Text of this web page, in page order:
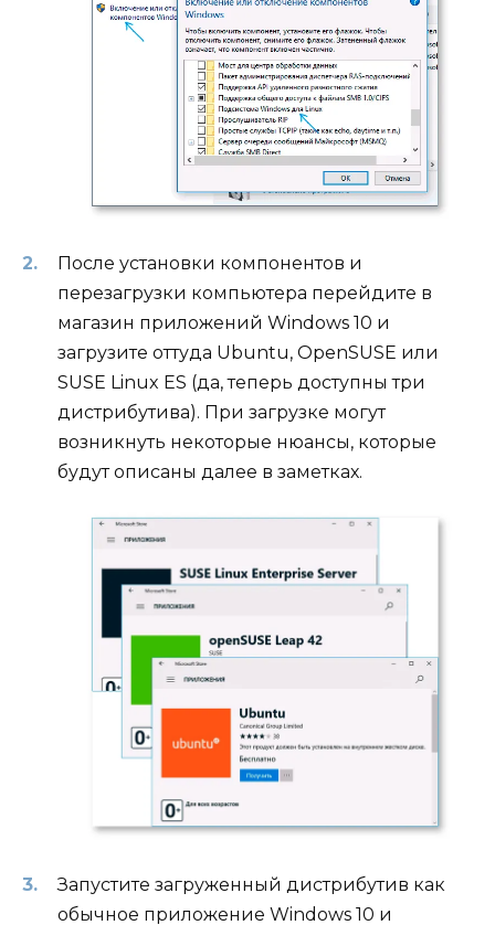
После установки компонентов и
перезагрузки компьютера перейдите в
магазин приложений Windows 10 и
загрузите оттуда Ubuntu, OpenSUSE или
SUSE Linux ES (да, теперь доступны три
дистрибутива). При загрузке могут
возникнуть некоторые нюансы, которые
будут описаны далее в заметках.
Запустите загруженный дистрибутив как
обычное приложение Windows 10 и